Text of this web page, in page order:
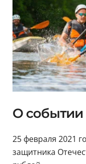
О событии
25 февраля 2021
защитника